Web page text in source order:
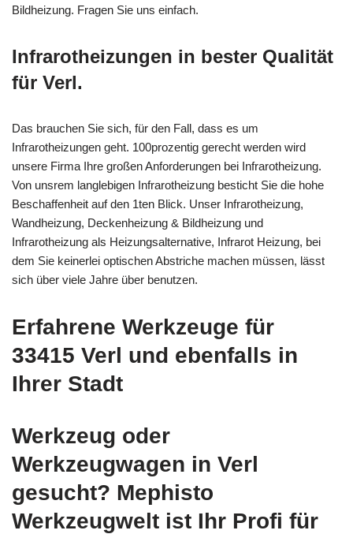
Bildheizung. Fragen Sie uns einfach.
Infrarotheizungen in bester Qualität
für Verl.
Das brauchen Sie sich, für den Fall, dass es um
Infrarotheizungen geht. 100prozentig gerecht werden wird
unsere Firma Ihre großen Anforderungen bei Infrarotheizung.
Von unsrem langlebigen Infrarotheizung besticht Sie die hohe
Beschaffenheit auf den 1ten Blick. Unser Infrarotheizung,
Wandheizung, Deckenheizung & Bildheizung und
Infrarotheizung als Heizungsalternative, Infrarot Heizung, bei
dem Sie keinerlei optischen Abstriche machen müssen, lässt
sich über viele Jahre über benutzen.
Erfahrene Werkzeuge für
33415 Verl und ebenfalls in
Ihrer Stadt
Werkzeug oder
Werkzeugwagen in Verl
gesucht? Mephisto
Werkzeugwelt ist Ihr Profi für